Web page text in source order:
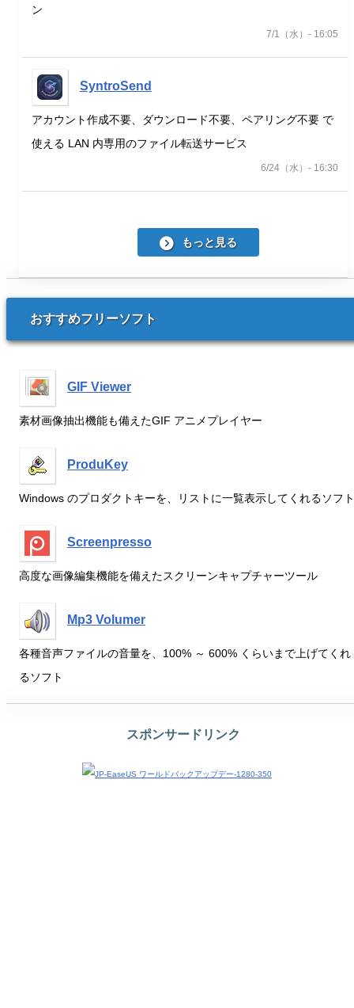
ン
7/1（水）- 16:05
SyntroSend
アカウント作成不要、ダウンロード不要、ペアリング不要 で
使える LAN 内専用のファイル転送サービス
6/24（水）- 16:30
もっと見る
おすすめフリーソフト
GIF Viewer
素材画像抽出機能も備えたGIF アニメプレイヤー
ProduKey
Windows のプロダクトキーを、リストに一覧表示してくれるソフト
Screenpresso
高度な画像編集機能を備えたスクリーンキャプチャーツール
Mp3 Volumer
各種音声ファイルの音量を、100% ～ 600% くらいまで上げてくれ
るソフト
スポンサードリンク